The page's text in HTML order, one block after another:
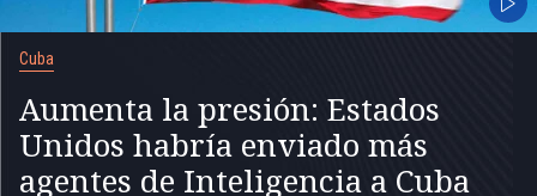
Cuba
Aumenta la presión: Estados
Unidos habría enviado más
agentes de Inteligencia a Cuba